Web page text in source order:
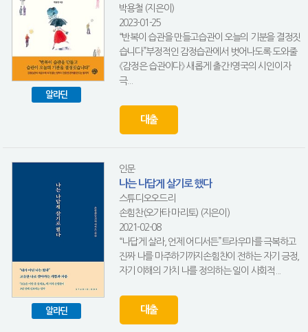
알라딘
박용철 (지은이)
2023-01-25
“반복이 습관을 만들고습관이 오늘의 기분을 결정짓
습니다”부정적인 감정습관에서 벗어나도록 도와줄
《감정은 습관이다》 새롭게 출간!영국의 시인이자
극...
대출
알라딘
인문
나는 나답게 살기로 했다
스튜디오오드리
손힘찬(오가타 마리토) (지은이)
2021-02-08
“나답게 살라, 언제 어디서든”트라우마를 극복하고
진짜 나를 마주하기까지손힘찬이 전하는 자기 긍정,
자기 이해의 가치 나를 정의하는 일이 사회적...
대출